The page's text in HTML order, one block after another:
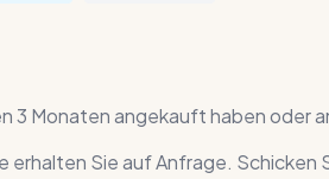
3 Monaten angekauft haben oder
Sie auf Anfrage. Schicken